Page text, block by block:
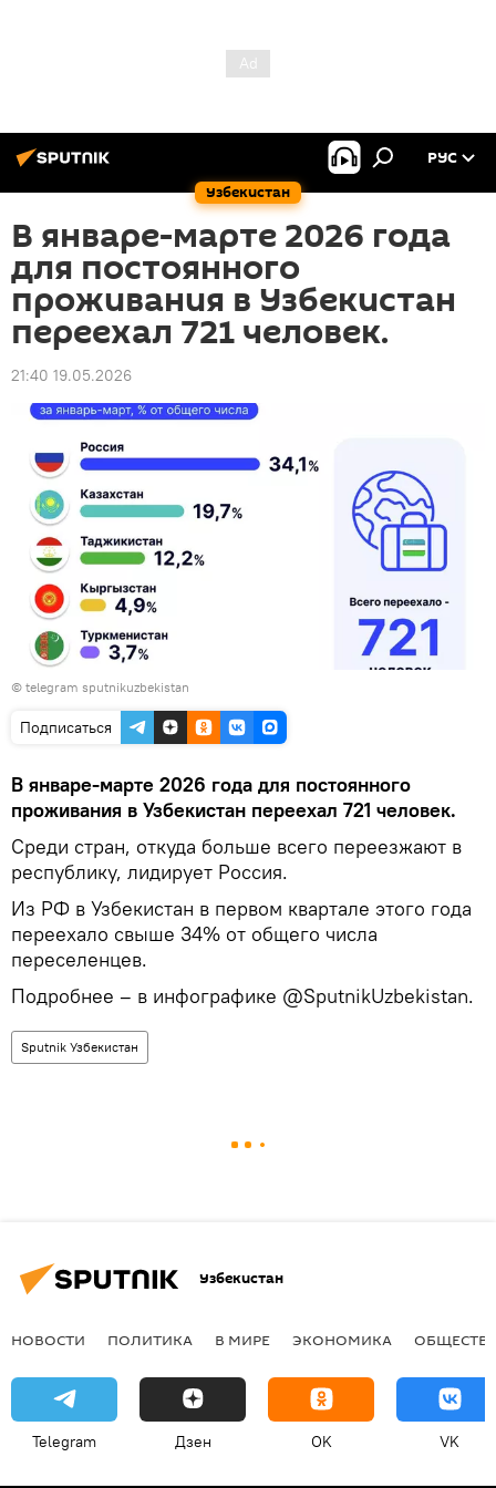
Узбекистан
РУС
В январе-марте 2026 года
для постоянного
проживания в Узбекистан
переехал 721 человек.
21:40 19.05.2026
© telegram sputnikuzbekistan
Подписаться
В январе-марте 2026 года для постоянного
проживания в Узбекистан переехал 721 человек.
Среди стран, откуда больше всего переезжают в
республику, лидирует Россия.
Из РФ в Узбекистан в первом квартале этого года
переехало свыше 34% от общего числа
переселенцев.
Подробнее – в инфографике @SputnikUzbekistan.
Sputnik Узбекистан
Узбекистан
НОВОСТИ ПОЛИТИКА В МИРЕ ЭКОНОМИКА
Telegram Дзен OK VK